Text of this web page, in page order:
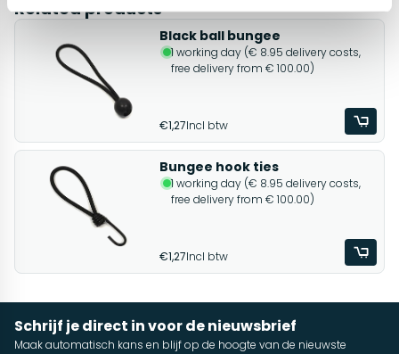
Related products
Black ball bungee
1 working day (€ 8.95 delivery costs,
free delivery from € 100.00)
€1,27Incl btw
Bungee hook ties
1 working day (€ 8.95 delivery costs,
free delivery from € 100.00)
€1,27Incl btw
Schrijf je direct in voor de nieuwsbrief
Maak automatisch kans en blijf op de hoogte van de nieuwste